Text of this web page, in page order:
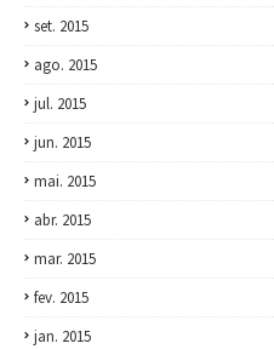
set. 2015
ago. 2015
jul. 2015
jun. 2015
mai. 2015
abr. 2015
mar. 2015
fev. 2015
jan. 2015